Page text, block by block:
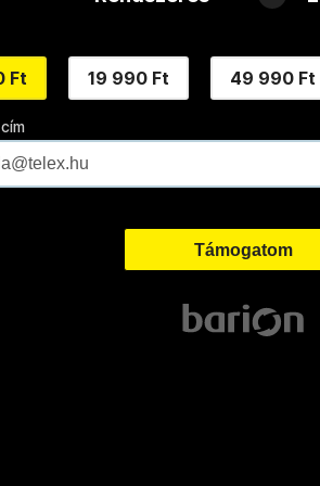
Ft 19 990 Ft 49 990 Ft